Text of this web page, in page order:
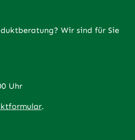
Wir sind für Sie
Uhr
.